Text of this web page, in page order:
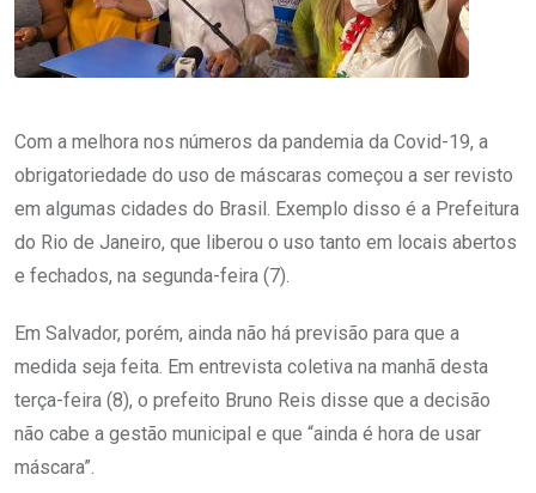
Com a melhora nos números da pandemia da Covid-19, a
obrigatoriedade do uso de máscaras começou a ser revisto
em algumas cidades do Brasil. Exemplo disso é a Prefeitura
do Rio de Janeiro, que liberou o uso tanto em locais abertos
e fechados, na segunda-feira (7).
Em Salvador, porém, ainda não há previsão para que a
medida seja feita. Em entrevista coletiva na manhã desta
terça-feira (8), o prefeito Bruno Reis disse que a decisão
não cabe a gestão municipal e que “ainda é hora de usar
máscara”.